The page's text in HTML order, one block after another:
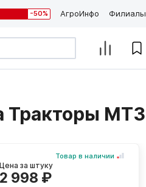
-50% АгроИнфо Филиалы
Тракторы МТЗ
Товар в наличии
Цена за штуку
2 998 ₽